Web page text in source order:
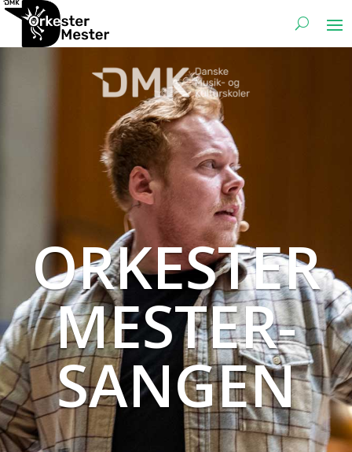
ORKESTER
MESTER-
SANGEN